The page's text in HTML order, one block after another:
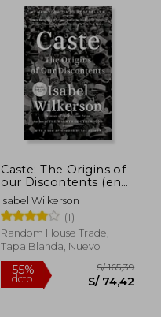
Rápido
Caste: The Origins of
our Discontents (en
Inglés)
Isabel Wilkerson
(1)
Random House Trade,
Tapa Blanda, Nuevo